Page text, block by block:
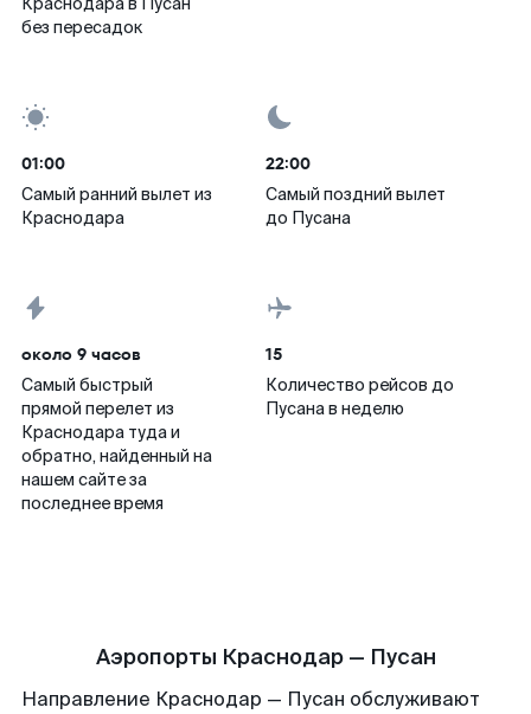
без пересадок
01:00
Самый ранний вылет из
Краснодара
22:00
Самый поздний вылет
до Пусана
около 9 часов
Самый быстрый
прямой перелет из
Краснодара туда и
обратно, найденный на
нашем сайте за
последнее время
15
Количество рейсов до
Пусана в неделю
Аэропорты Краснодар — Пусан
Направление Краснодар — Пусан обслуживают